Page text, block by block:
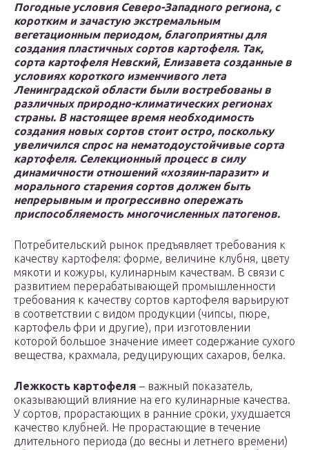
Погодные условия Северо-Западного региона, с
коротким и зачастую экстремальным
вегетационным периодом, благоприятны для
создания пластичных сортов картофеля. Так,
сорта картофеля Невский, Елизавета созданные в
условиях короткого изменчивого лета
Ленинградской области были востребованы в
различных природно-климатических регионах
страны. В настоящее время необходимость
создания новых сортов стоит остро, поскольку
увеличился спрос на нематодоустойчивые сорта
картофеля. Селекционный процесс в силу
динамичности отношений «хозяин-паразит» и
морального старения сортов должен быть
непрерывным и прогрессивно опережать
приспособляемость многочисленных патогенов.
Потребительский рынок предъявляет требования к
качеству картофеля: форме, величине клубня, цвету
мякоти и кожуры, кулинарным качествам. В связи с
развитием перерабатывающей промышленности
требования к качеству сортов картофеля варьируют
в соответствии с видом продукции (чипсы, пюре,
картофель фри и другие), при изготовлении
которой большое значение имеет содержание сухого
вещества, крахмала, редуцирующих сахаров, белка.
Лежкость картофеля – важный показатель,
оказывающий влияние на его кулинарные качества.
У сортов, прорастающих в ранние сроки, ухудшается
качество клубней. Не прорастающие в течение
длительного периода (до весны и летнего времени)